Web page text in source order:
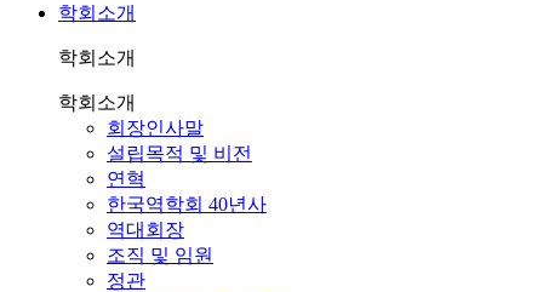
학회소개
학회소개
학회소개
회장인사말
설립목적 및 비전
연혁
한국역학회 40년사
역대회장
조직 및 임원
정관